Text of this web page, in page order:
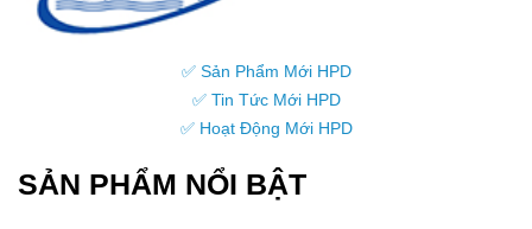
✅ Sản Phẩm Mới HPD
✅ Tin Tức Mới HPD
✅ Hoạt Động Mới HPD
SẢN PHẨM NỔI BẬT